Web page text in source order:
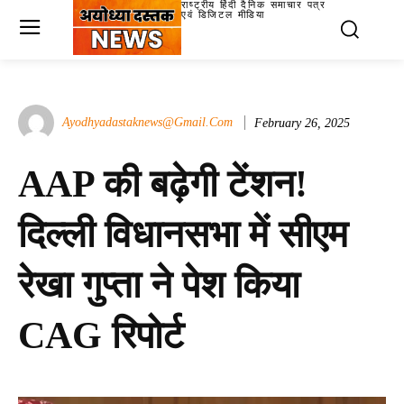
राष्ट्रीय हिंदी दैनिक समाचार पत्र
एवं डिजिटल मीडिया
Ayodhyadastaknews@gmail.com February 26, 2025
AAP की बढ़ेगी टेंशन!
दिल्ली विधानसभा में सीएम
रेखा गुप्ता ने पेश किया
CAG रिपोर्ट